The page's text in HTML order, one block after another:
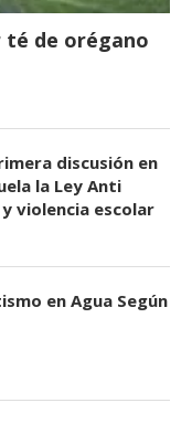
té de orégano
discusión en
la Ley Anti
violencia escolar
en Agua Según